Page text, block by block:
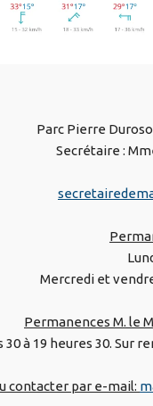
Parc Pierre
Secrétaire :
Mercredi et
Permanences M. le
30 à 19 heures 30. Sur
contacter par e-mail: